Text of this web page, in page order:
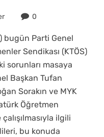
0
bugün Parti Genel
Sendikası (KTÖS)
sorunları masaya
Başkan Tufan
Sorakın ve MYK
Öğretmen
ilgili
bu konuda